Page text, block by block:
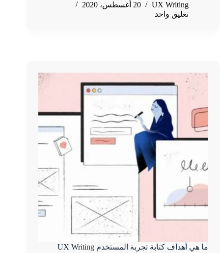
UX Writing
20 أغسطس، 2020
تعليق واحد
ما هي أهداف كتابة تجربة المستخدم UX Writing